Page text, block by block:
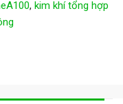
, kim khí tổng hợp